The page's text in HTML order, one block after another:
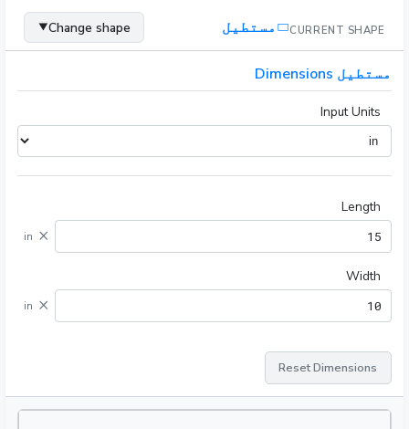
CURRENT SHAPE مستطیل Change shape
▼
مستطیل Dimensions
Input Units
Length
×
in
Width
×
in
Reset Dimensions